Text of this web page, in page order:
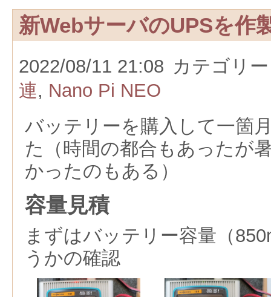
新WebサーバのUPSを作
2022/08/11 21:08 カテゴリ
連, Nano Pi NEO
バッテリーを購入して一箇
た（時間の都合もあったが
かったのもある）
容量見積
まずはバッテリー容量（
うかの確認